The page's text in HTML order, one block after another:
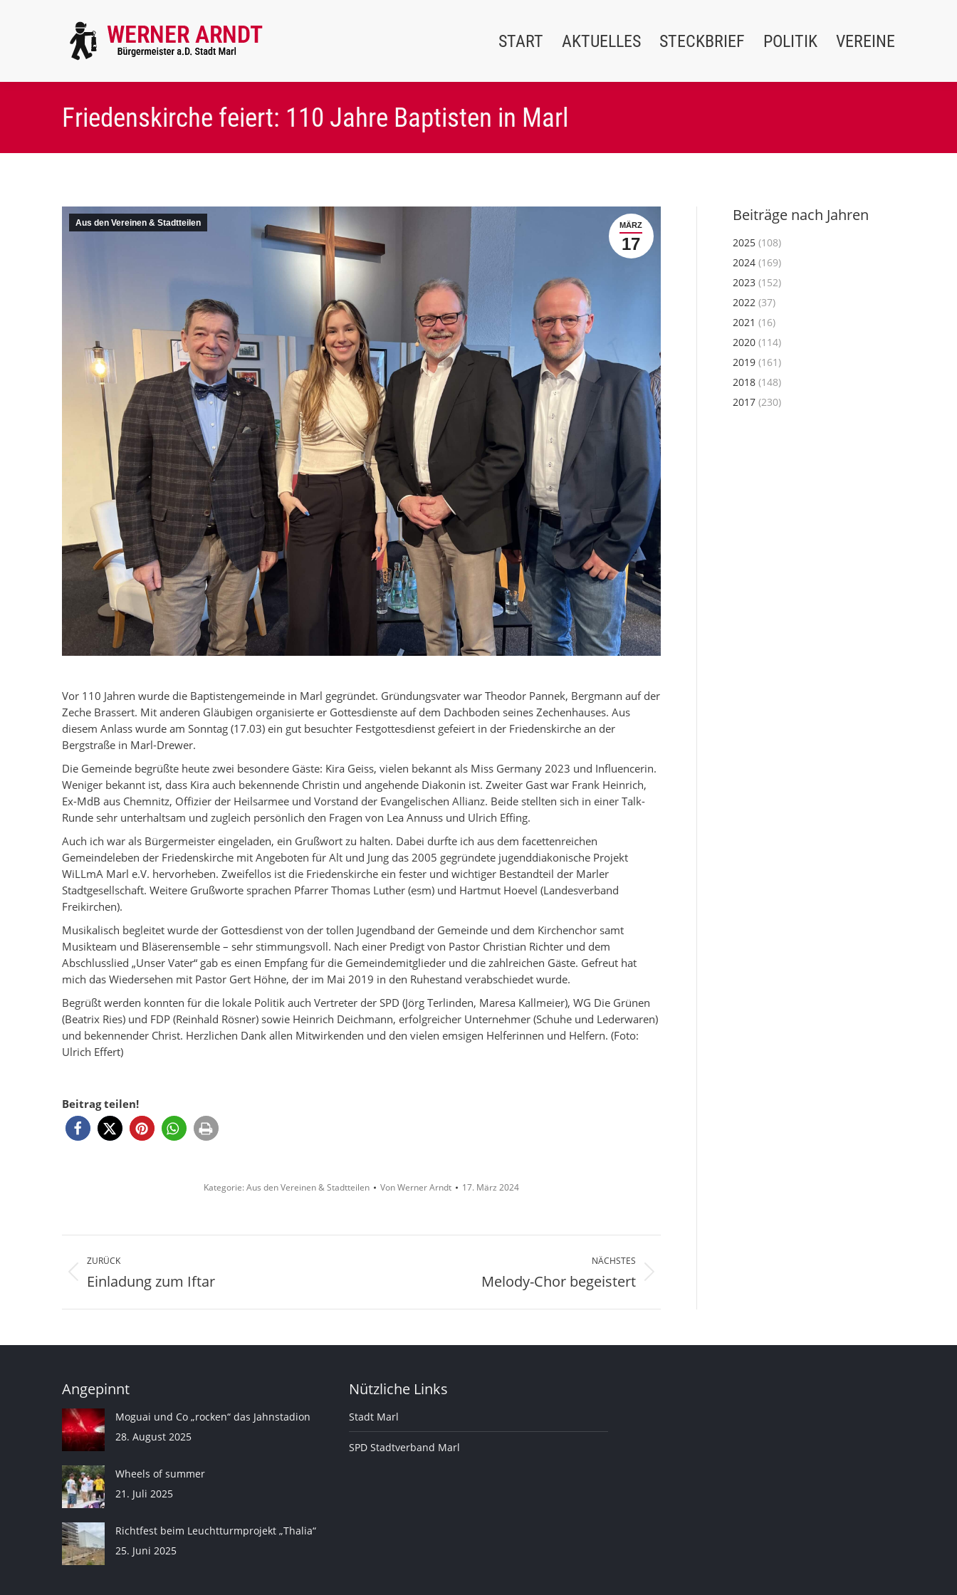
START AKTUELLES STECKBRIEF POLITIK VEREINE
Friedenskirche feiert: 110 Jahre Baptisten in Marl
MÄRZ
17
Aus den Vereinen & Stadtteilen
Vor 110 Jahren wurde die Baptistengemeinde in Marl gegründet. Gründungsvater war Theodor Pannek, Bergmann auf der
Zeche Brassert. Mit anderen Gläubigen organisierte er Gottesdienste auf dem Dachboden seines Zechenhauses. Aus
diesem Anlass wurde am Sonntag (17.03) ein gut besuchter Festgottesdienst gefeiert in der Friedenskirche an der
Bergstraße in Marl-Drewer.
Die Gemeinde begrüßte heute zwei besondere Gäste: Kira Geiss, vielen bekannt als Miss Germany 2023 und Influencerin.
Weniger bekannt ist, dass Kira auch bekennende Christin und angehende Diakonin ist. Zweiter Gast war Frank Heinrich,
Ex-MdB aus Chemnitz, Offizier der Heilsarmee und Vorstand der Evangelischen Allianz. Beide stellten sich in einer Talk-
Runde sehr unterhaltsam und zugleich persönlich den Fragen von Lea Annuss und Ulrich Effing.
Auch ich war als Bürgermeister eingeladen, ein Grußwort zu halten. Dabei durfte ich aus dem facettenreichen
Gemeindeleben der Friedenskirche mit Angeboten für Alt und Jung das 2005 gegründete jugenddiakonische Projekt
WiLLmA Marl e.V. hervorheben. Zweifellos ist die Friedenskirche ein fester und wichtiger Bestandteil der Marler
Stadtgesellschaft. Weitere Grußworte sprachen Pfarrer Thomas Luther (esm) und Hartmut Hoevel (Landesverband
Freikirchen).
Musikalisch begleitet wurde der Gottesdienst von der tollen Jugendband der Gemeinde und dem Kirchenchor samt
Musikteam und Bläserensemble – sehr stimmungsvoll. Nach einer Predigt von Pastor Christian Richter und dem
Abschlusslied „Unser Vater“ gab es einen Empfang für die Gemeindemitglieder und die zahlreichen Gäste. Gefreut hat
mich das Wiedersehen mit Pastor Gert Höhne, der im Mai 2019 in den Ruhestand verabschiedet wurde.
Begrüßt werden konnten für die lokale Politik auch Vertreter der SPD (Jörg Terlinden, Maresa Kallmeier), WG Die Grünen
(Beatrix Ries) und FDP (Reinhald Rösner) sowie Heinrich Deichmann, erfolgreicher Unternehmer (Schuhe und Lederwaren)
und bekennender Christ. Herzlichen Dank allen Mitwirkenden und den vielen emsigen Helferinnen und Helfern. (Foto:
Ulrich Effert)
Beitrag teilen!
Kategorie:Aus den Vereinen & Stadtteilen VonWerner Arndt 17. März 2024
Kommentarnavigation
ZURÜCK
Vorheriger
Einladung zum Iftar
NÄCHSTES
Melody-Chor begeistert
Beiträge nach Jahren
2025(108)
2024(169)
2023(152)
2022(37)
2021 (16)
2020(114)
2019(161)
2018(148)
2017(230)
Angepinnt
Moguai und Co „rocken“ das Jahnstadion
28. August 2025
Wheels of summer
21. Juli 2025
Richtfest beim Leuchtturmprojekt „Thalia“
25. Juni 2025
Nützliche Links
Stadt Marl
SPD Stadtverband Marl